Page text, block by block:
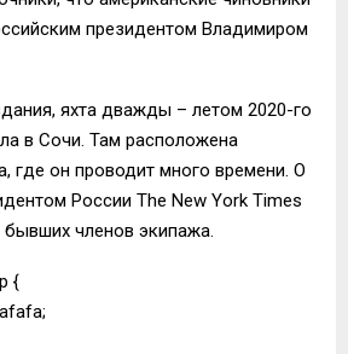
президентом Владимиром
яхта дважды – летом 2020-го
в Сочи. Там расположена
где он проводит много времени. О
России The New York Times
бывших членов экипажа.
{